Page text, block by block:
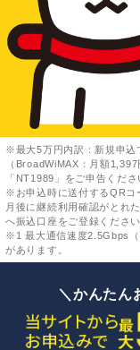
※最大5万円内訳：新規申込
（BroadWiMAX：月額
「NT1989」をご申告くださ
※お申込時に送付するQRコ
月後に継続利用確認がとれ
へ振込口座をご登録ください
※1 最大通信速度2.5Gbps（
があります。
＼かんたん